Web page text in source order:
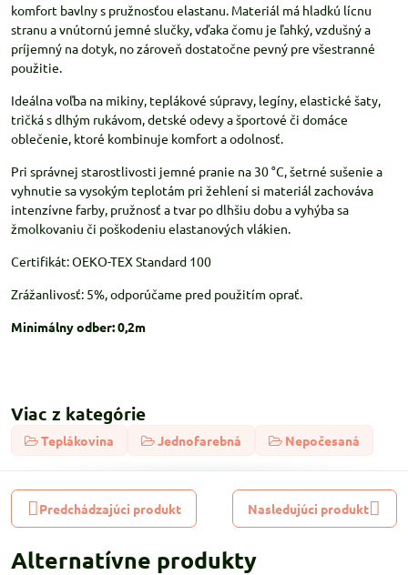
komfort bavlny s pružnosťou elastanu. Materiál má hladkú lícnu
stranu a vnútornú jemné slučky, vďaka čomu je ľahký, vzdušný a
príjemný na dotyk, no zároveň dostatočne pevný pre všestranné
použitie.
Ideálna voľba na mikiny, teplákové súpravy, legíny, elastické šaty,
tričká s dlhým rukávom, detské odevy a športové či domáce
oblečenie, ktoré kombinuje komfort a odolnosť.
Pri správnej starostlivosti jemné pranie na 30 °C, šetrné sušenie a
vyhnutie sa vysokým teplotám pri žehlení si materiál zachováva
intenzívne farby, pružnosť a tvar po dlhšiu dobu a vyhýba sa
žmolkovaniu či poškodeniu elastanových vlákien.
Certifikát: OEKO-TEX Standard 100
Zrážanlivosť: 5%, odporúčame pred použitím oprať.
Minimálny odber: 0,2m
Viac z kategórie
Teplákovina Jednofarebná Nepočesaná
Predchádzajúci produkt Nasledujúci produkt
Alternatívne produkty